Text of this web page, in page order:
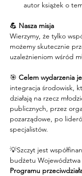
autor książek o
💪 Nasza misja
Wierzymy, że tylko
możemy skutecznie
uzależnieniom wśród
🎯 Celem wydarzenia
integracja środowisk,
działają na rzecz
publicznych, przez
pozarządowe, po
specjalistów.
💡Szczyt jest
budżetu Województwa
Programu